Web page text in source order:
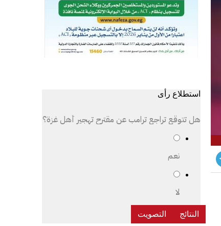
استطلاع رأى
هل تتوقع تراجع ترامب عن مقترح تهجير أهل غزة؟
نعم
لا